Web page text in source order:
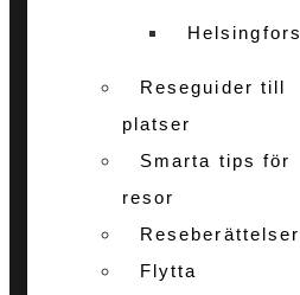
Helsingfors
Reseguider till
platser
Smarta tips för
resor
Reseberättelser
Flytta